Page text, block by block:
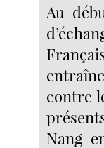
Au
contre
Nang